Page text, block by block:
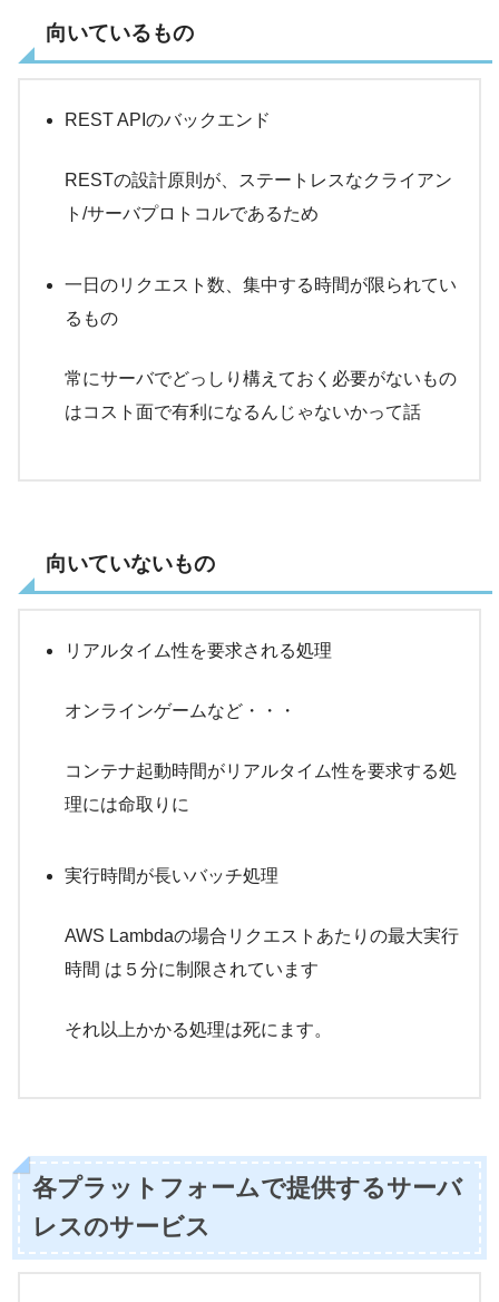
向いているもの
REST APIのバックエンド
RESTの設計原則が、ステートレスなクライアン
ト/サーバプロトコルであるため
一日のリクエスト数、集中する時間が限られてい
るもの
常にサーバでどっしり構えておく必要がないもの
はコスト面で有利になるんじゃないかって話
向いていないもの
リアルタイム性を要求される処理
オンラインゲームなど・・・
コンテナ起動時間がリアルタイム性を要求する処
理には命取りに
実行時間が長いバッチ処理
AWS Lambdaの場合リクエストあたりの最大実行
時間 は５分に制限されています
それ以上かかる処理は死にます。
各プラットフォームで提供するサーバ
レスのサービス